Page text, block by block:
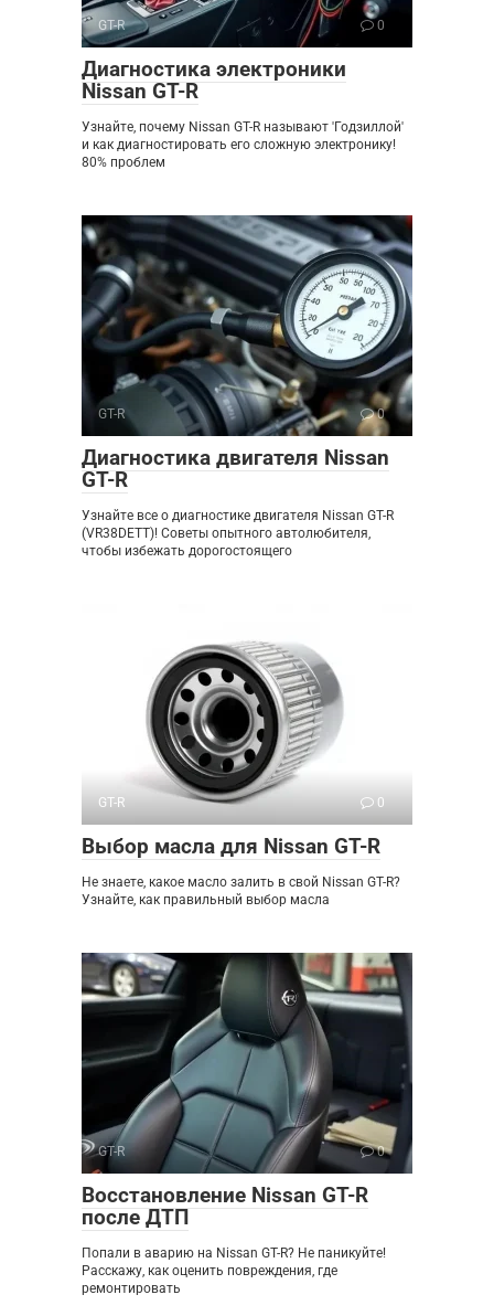
GT-R 0
Диагностика электроники
Nissan GT-R
Узнайте, почему Nissan GT-R называют 'Годзиллой'
и как диагностировать его сложную электронику!
80% проблем
GT-R 0
Диагностика двигателя Nissan
GT-R
Узнайте все о диагностике двигателя Nissan GT-R
(VR38DETT)! Советы опытного автолюбителя,
чтобы избежать дорогостоящего
GT-R 0
Выбор масла для Nissan GT-R
Не знаете, какое масло залить в свой Nissan GT-R?
Узнайте, как правильный выбор масла
GT-R 0
Восстановление Nissan GT-R
после ДТП
Попали в аварию на Nissan GT-R? Не паникуйте!
Расскажу, как оценить повреждения, где
ремонтировать